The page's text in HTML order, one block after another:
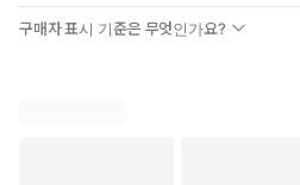
는 길에 관한 것이다.
네 번째 부분은 1948년 4월과 5월
구매자 표시 기준은 무엇인가요?